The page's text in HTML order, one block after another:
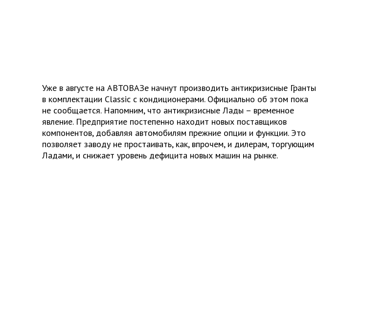
Уже в августе на АВТОВАЗе начнут производить антикризисные Гранты
в комплектации Classic с кондиционерами. Официально об этом пока
не сообщается. Напомним, что антикризисные Лады – временное
явление. Предприятие постепенно находит новых поставщиков
компонентов, добавляя автомобилям прежние опции и функции. Это
позволяет заводу не простаивать, как, впрочем, и дилерам, торгующим
Ладами, и снижает уровень дефицита новых машин на рынке.